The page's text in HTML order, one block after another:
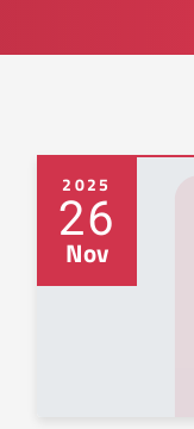
2025
26
Nov